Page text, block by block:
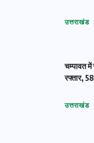
उत्तराखंड
चम्पावत में
रफ्तार,
उत्तराखंड